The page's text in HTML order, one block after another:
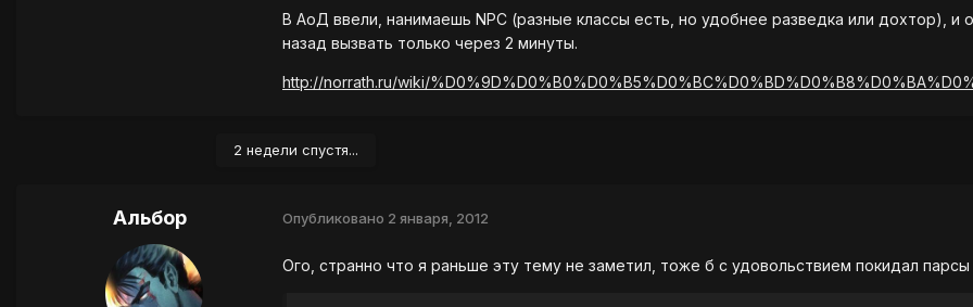
В АоД ввели, нанимаешь NPC (разные классы есть, но удобнее разведка или дохтор), и
назад вызвать только через 2 минуты.
http://norrath.ru/wiki/
2 недели спустя...
Альбор Опубликовано 2 января, 2012
Ого, странно что я раньше эту тему не заметил, тоже б с удовольствием покидал парсы